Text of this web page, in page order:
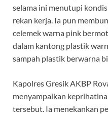
selama ini menutupi
rekan kerja. Ia pun
celemek warna pink
dalam kantong plastik
sampah plastik berwarna
Kapolres Gresik AKBP
menyampaikan
tersebut. Ia menekankan